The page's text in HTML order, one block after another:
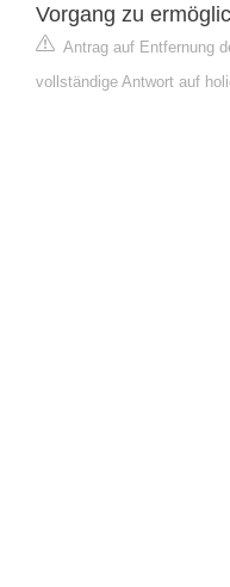
Vorgang zu
Antrag auf Entfernung
vollständige Antwort auf